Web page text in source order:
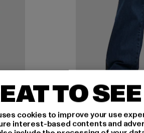
DEF
Tapered Loose
TO
cookies to improve your use
interest-based contents and